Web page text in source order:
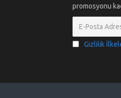
promosyonu
Gizlilik